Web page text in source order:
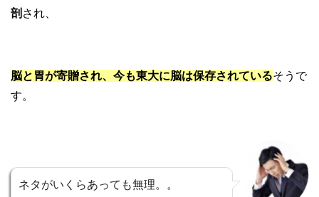
剖 され、
脳と胃が寄贈され、今も東大に脳は保存されているそうで
す。
ネタがいくらあっても無理。。